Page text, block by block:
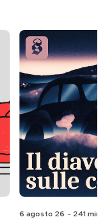
6 agosto 26 - 241 min